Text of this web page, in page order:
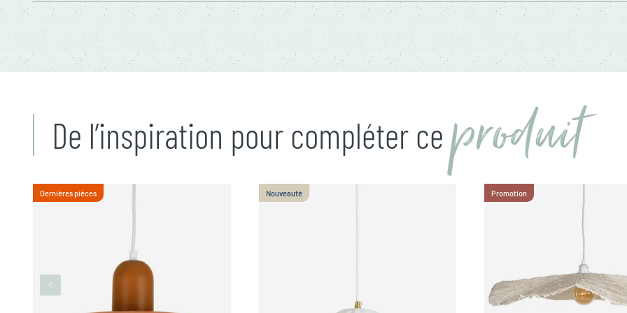
De l’inspiration pour compléter ce produit
Dernières pièces Nouveauté Promotion